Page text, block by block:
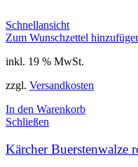
Schnellansicht
Zum Wunschzettel
inkl. 19 % MwSt.
zzgl. Versandkosten
In den Warenkorb
Schließen
Kärcher Buerstenwalze